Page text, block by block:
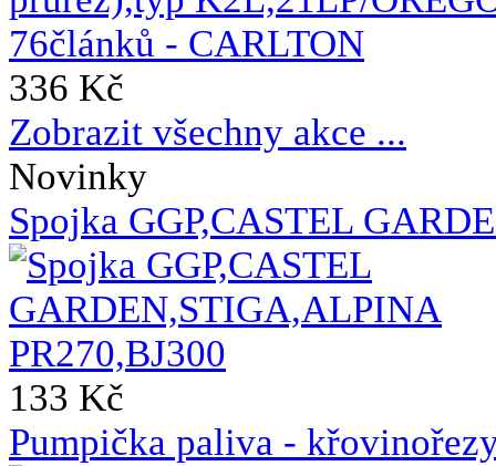
336 Kč
Zobrazit všechny akce ...
Novinky
Spojka GGP,CASTEL
133 Kč
Pumpička paliva -